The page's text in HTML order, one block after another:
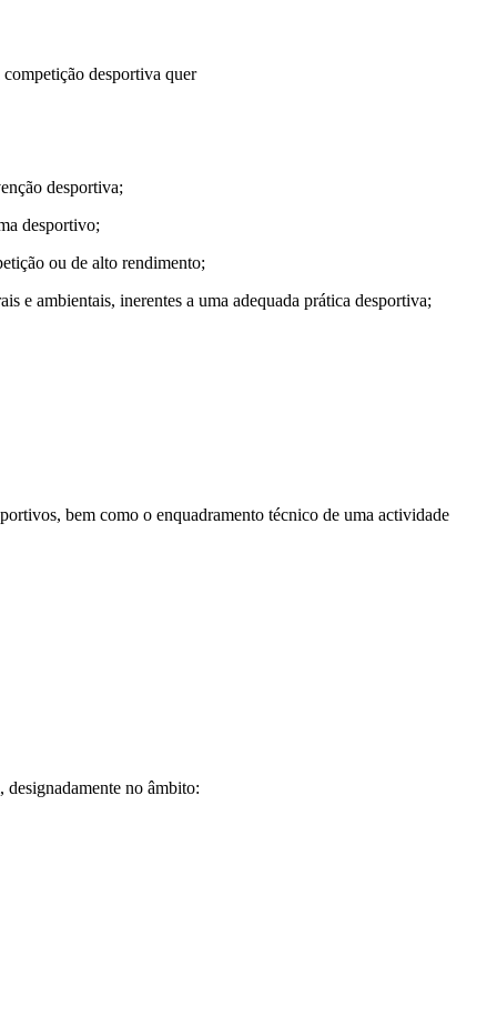
desportiva quer
desportiva;
desportivo;
ou de alto rendimento;
e ambientais, inerentes a uma adequada prática desportiva;
bem como o enquadramento técnico de uma actividade
no âmbito: